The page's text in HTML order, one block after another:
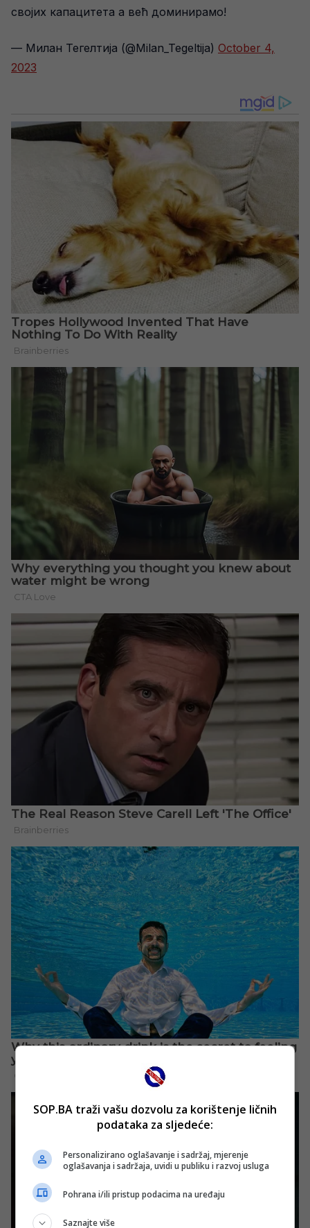
својих капацитета а већ доминирамо!
— Милан Тегелтија (@Milan_Tegeltija) October 4,
2023
SOP.BA traži vašu dozvolu za korištenje ličnih
podataka za sljedeće:
Personalizirano oglašavanje i sadržaj, mjerenje
oglašavanja i sadržaja, uvidi u publiku i razvoj usluga
Pohrana i/ili pristup podacima na uređaju
Saznajte više